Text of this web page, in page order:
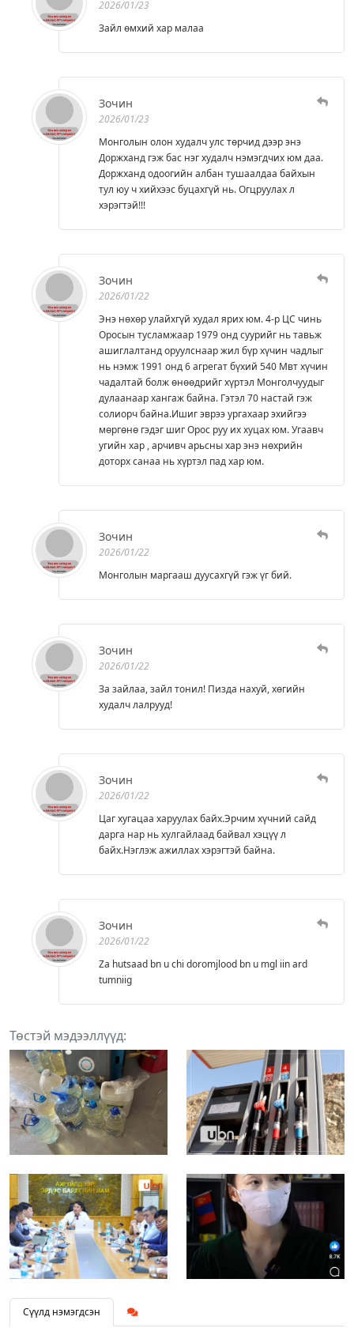
2026/01/23
Зайл өмхий хар малаа
Зочин
2026/01/23
Монголын олон худалч улс төрчид дээр энэ
Доржханд гэж бас нэг худалч нэмэгдчих юм даа.
Доржханд одоогийн албан тушаалдаа байхын
тул юу ч хийхээс буцахгүй нь. Огцруулах л
хэрэгтэй!!!
Зочин
2026/01/22
Энэ нөхөр улайхгүй худал ярих юм. 4-р ЦС чинь
Оросын тусламжаар 1979 онд суурийг нь тавьж
ашиглалтанд оруулснаар жил бүр хүчин чадлыг
нь нэмж 1991 онд 6 агрегат бүхий 540 Мвт хүчин
чадалтай болж өнөөдрийг хүртэл Монголчуудыг
дулаанаар хангаж байна. Гэтэл 70 настай гэж
солиорч байна.Ишиг эврээ ургахаар эхийгээ
мөргөнө гэдэг шиг Орос руу их хуцах юм. Угаавч
угийн хар , арчивч арьсны хар энэ нөхрийн
доторх санаа нь хүртэл пад хар юм.
Зочин
2026/01/22
Монголын маргааш дуусахгүй гэж үг бий.
Зочин
2026/01/22
За зайлаа, зайл тонил! Пизда нахуй, хөгийн
худалч лалрууд!
Зочин
2026/01/22
Цаг хугацаа харуулах байх.Эрчим хүчний сайд
дарга нар нь хулгайлаад байвал хэцүү л
байх.Нэглэж ажиллах хэрэгтэй байна.
Зочин
2026/01/22
Za hutsaad bn u chi doromjlood bn u mgl iin ard
tumniig
Төстэй мэдээллүүд:
Сүүлд нэмэгдсэн